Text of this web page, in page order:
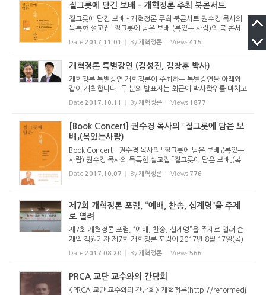
질그릇에 담긴 보배 - 개혁정론 주최 북콘서트
질그릇에 담긴 보배 - 개혁정론 주최 북콘서트 권수경 목사의
독특한 설교집 「질그릇에 담은 보배」(복있는 사람)의 북 콘서
트가 두 차례에 걸쳐 개최된다. 이 북 콘서트는 하나님의 말씀
인 성경과 이 시대를 살아가는 현대인, 어느 쪽도 놓지 않고 붙
Date 2017.11.01 By 개혁정론 Views415
개혁정론 특별강연 (김성진, 김창훈 박사)
개혁정론 특별강연 개혁정론이 주최하는 특별강연을 아래와
같이 개최합니다. 두 분의 발표자는 최근에 박사학위를 마치고
귀국하신 분들입니다. 관심 있으신 분들의 많은 참여 바랍니
다. 미리 신청하시는 분 중 선착순 50명에 한해 학교 식당에서
Date 2017.10.11 By 개혁정론 Views 1877
[Book Concert] 권수경 목사의 「질그릇에 담은 보
배」(복있는사람)
Book Concert - 권수경 목사의 「질그릇에 담은 보배」(복있는
사람) 권수경 목사의 독특한 설교집 「질그릇에 담은 보배」(복
있는 사람)의 북 콘서트가 아래와 같이 두 차례에 걸쳐 개최된
다. 이 북 콘서트는 하나님의 말씀인 성경과 이 시대를 살아가
Date 2017.10.07 By 개혁정론 Views 776
제7회 개혁정론 포럼, “예배, 찬송, 십계명”을 주제
로 열려
제7회 개혁정론 포럼, “예배, 찬송, 십계명”을 주제로 열려 손
재익 객원기자 제7회 개혁정론 포럼이 2017년 8월 17일(목)
오전 10시 30분 광주은광교회당(광주광역시 광산구 수완로 1
18, 전원호 목사 시무)에서 열렸다. 개혁정론은 매년 2월과
Date 2017.08.20 By 개혁정론 Views 566
PRCA 교단 교수와의 간담회
<PRCA 교단 교수와의 간담회> 개혁정론(http://reformedj